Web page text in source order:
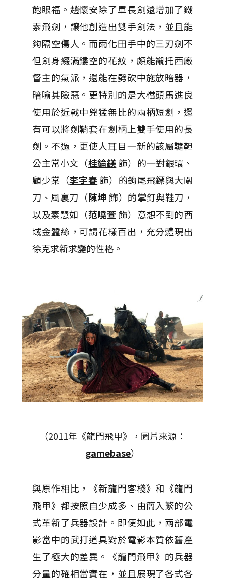
飽眼福。趙懷安除了單長劍還增加了鐵
索飛劍，讓他創造出雙手劍法，並且能
夠隔空傷人。而雨化田手中的三刃劍不
但劍身綴滿鏤空的花紋，頗能襯托西廠
督主的氣派，還能在劈砍中施放暗器，
暗喻其險惡。更特別的是大檔頭馬進良
使用於近戰中兇猛無比的兩柄短劍，還
有可以將劍鞘套在劍柄上雙手使用的長
劍。不過，更使人耳目一新的該屬韃靼
公主常小文（桂綸鎂飾）的一對銀環、
顧少棠（李宇春飾）的鉤尾飛鏢與大關
刀、風裏刀（陳坤 飾）的掌釘與鞋刀，
以及素慧如（范曉萱 飾）意想不到的西
域金蠶絲，可謂花樣百出，充分體現出
徐克求新求變的性格。
（2011年《龍門飛甲》，圖片來源：
gamebase）
與原作相比，《新龍門客棧》和《龍門
飛甲》都按照自少成多、由簡入繁的公
式革新了兵器設計。即便如此，兩部電
影當中的武打道具對於電影本質依舊產
生了極大的差異。《龍門飛甲》的兵器
分量的確相當實在，並且展現了各式各